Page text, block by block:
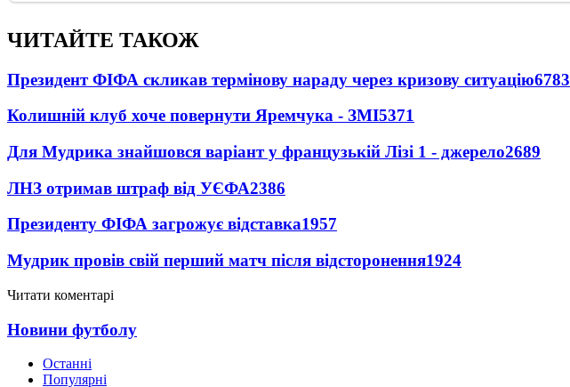
ЧИТАЙТЕ ТАКОЖ
Президент ФІФА скликав термінову нараду через кризову ситуацію6783
Колишній клуб хоче повернути Яремчука - ЗМІ5371
Для Мудрика знайшовся варіант у французькій Лізі 1 - джерело2689
ЛНЗ отримав штраф від УЄФА2386
Президенту ФІФА загрожує відставка1957
Мудрик провів свій перший матч після відсторонення1924
Читати коментарі
Новини футболу
Останні
Популярні